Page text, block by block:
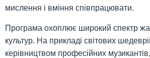
мислення і вміння співпрацювати.
Програма охоплює широкий спектр
культур. На прикладі світових
керівництвом професійних